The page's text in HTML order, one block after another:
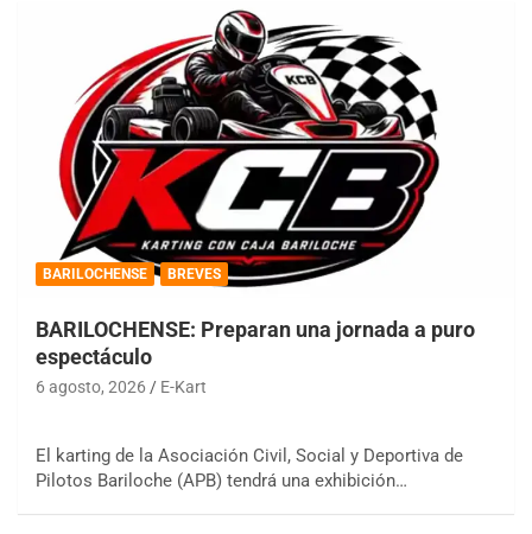
BARILOCHENSE BREVES
BARILOCHENSE: Preparan una jornada a puro
espectáculo
6 agosto, 2026 E-Kart
El karting de la Asociación Civil, Social y Deportiva de
Pilotos Bariloche (APB) tendrá una exhibición…